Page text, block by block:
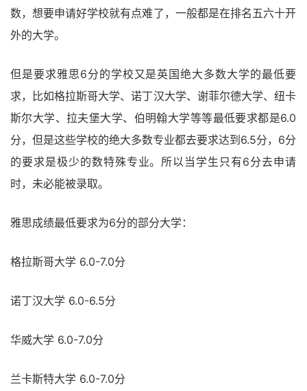
数，想要申请好学校就有点难了，一般都是在排名五六十开
外的大学。
但是要求雅思6分的学校又是英国绝大多数大学的最低要
求，比如格拉斯哥大学、诺丁汉大学、谢菲尔德大学、纽卡
斯尔大学、拉夫堡大学、伯明翰大学等等最低要求都是6.0
分，但是这些学校的绝大多数专业都去要求达到6.5分，6分
的要求是极少的数特殊专业。所以当学生只有6分去申请
时，未必能被录取。
雅思成绩最低要求为6分的部分大学：
格拉斯哥大学 6.0-7.0分
诺丁汉大学 6.0-6.5分
华威大学 6.0-7.0分
兰卡斯特大学 6.0-7.0分